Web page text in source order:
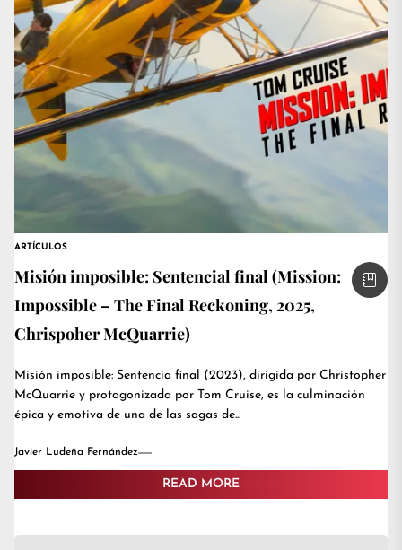
ARTÍCULOS
Misión imposible: Sentencial final (Mission:
Impossible – The Final Reckoning, 2025,
Chrispoher McQuarrie)
Misión imposible: Sentencia final (2023), dirigida por Christopher
McQuarrie y protagonizada por Tom Cruise, es la culminación
épica y emotiva de una de las sagas de...
Javier Ludeña Fernández
READ MORE